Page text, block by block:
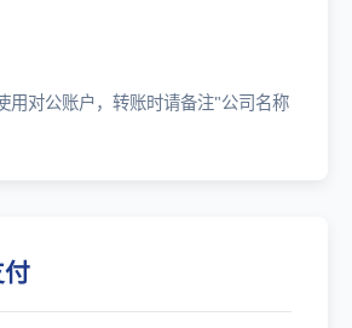
用对公账户，转账时请备注"公司名称